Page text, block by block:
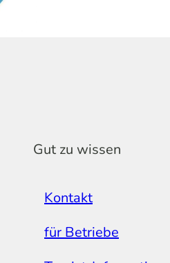
Gut zu wissen
Kontakt
für Betriebe